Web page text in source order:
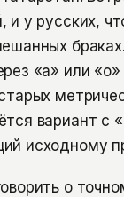
у русских,
«а» или
вариант с
исходному
о